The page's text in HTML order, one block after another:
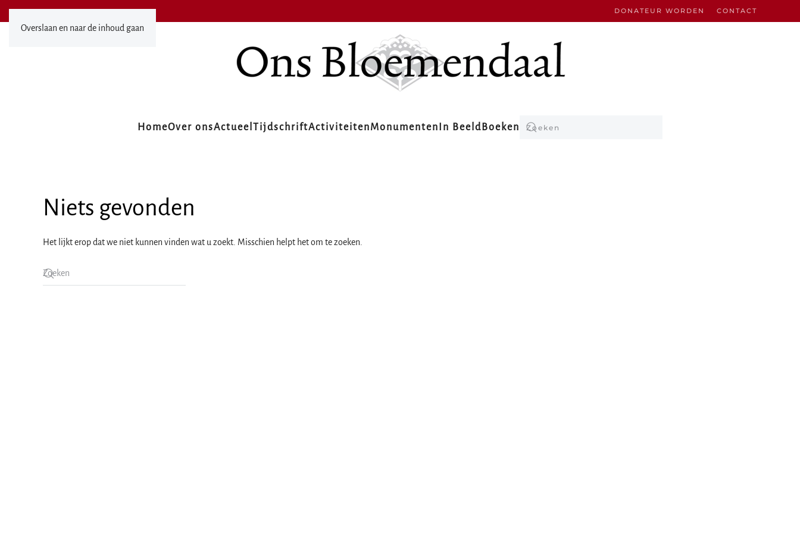
Overslaan en naar de inhoud gaan
DONATEUR WORDEN CONTACT
HomeOver onsActueel TijdschriftActiviteitenMonumenten In Beeld Boeken
Niets gevonden
Het lijkt erop dat we niet kunnen vinden wat u zoekt. Misschien helpt het om te zoeken.